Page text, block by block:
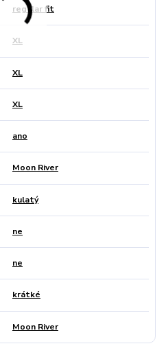
regular fit
XL
XL
XL
ano
Moon River
kulatý
ne
ne
krátké
Moon River